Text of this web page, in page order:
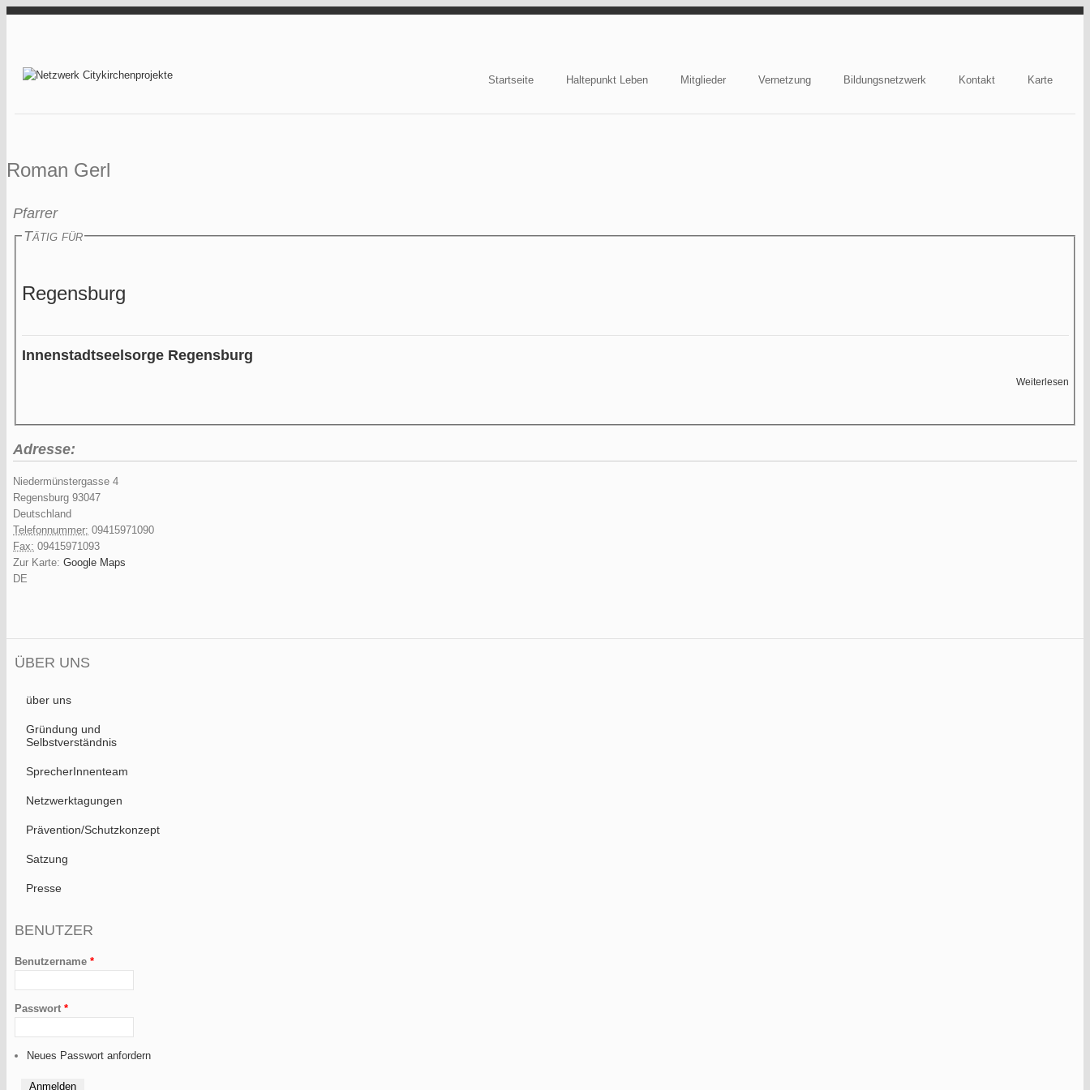
Direkt zum Inhalt
Netzwerk
Startseite Haltepunkt Leben Mitglieder Vernetzung Bildungsnetzwerk Kontakt Karte
Roman Gerl
Pfarrer
Tätig für
Regensburg
Innenstadtseelsorge Regensburg
Weiterlesen
Adresse:
Niedermünstergasse 4
Regensburg 93047
Deutschland
Telefonnummer: 09415971090
Fax: 09415971093
Zur Karte: Google Maps
DE
ÜBER UNS
über uns
Gründung und
Selbstverständnis
SprecherInnenteam
Netzwerktagungen
Prävention/Schutzkonzept
Satzung
Presse
BENUTZER
Benutzername *
Passwort *
Neues Passwort anfordern